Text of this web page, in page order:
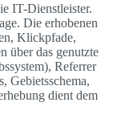
IT-Dienstleister.
Die erhobenen
Klickpfade,
über das genutzte
Referrer
Gebietsschema,
dient dem